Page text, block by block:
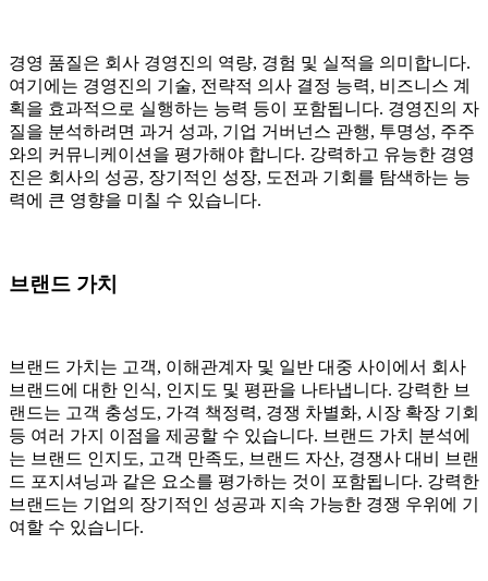
경영 품질은 회사 경영진의 역량, 경험 및 실적을 의미합니다.
여기에는 경영진의 기술, 전략적 의사 결정 능력, 비즈니스 계
획을 효과적으로 실행하는 능력 등이 포함됩니다. 경영진의 자
질을 분석하려면 과거 성과, 기업 거버넌스 관행, 투명성, 주주
와의 커뮤니케이션을 평가해야 합니다. 강력하고 유능한 경영
진은 회사의 성공, 장기적인 성장, 도전과 기회를 탐색하는 능
력에 큰 영향을 미칠 수 있습니다.
브랜드 가치
브랜드 가치는 고객, 이해관계자 및 일반 대중 사이에서 회사
브랜드에 대한 인식, 인지도 및 평판을 나타냅니다. 강력한 브
랜드는 고객 충성도, 가격 책정력, 경쟁 차별화, 시장 확장 기회
등 여러 가지 이점을 제공할 수 있습니다. 브랜드 가치 분석에
는 브랜드 인지도, 고객 만족도, 브랜드 자산, 경쟁사 대비 브랜
드 포지셔닝과 같은 요소를 평가하는 것이 포함됩니다. 강력한
브랜드는 기업의 장기적인 성공과 지속 가능한 경쟁 우위에 기
여할 수 있습니다.